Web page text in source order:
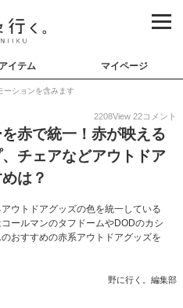
イテム マイページ
ーションを含みます
2208View 22コメント
赤で統一！赤が映える
チェアなどアウトドア
は？
ウトドアグッズの色を統一している
ールマンのタフドームやDODのカシ
おすすめの赤系アウトドアグッズを
野に行く。編集部